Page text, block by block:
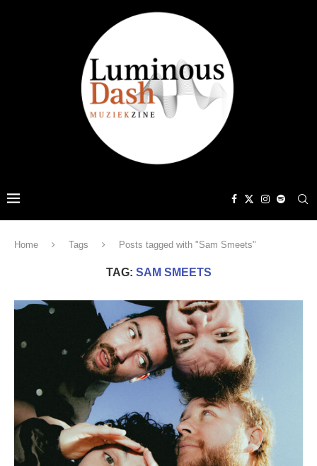
Home Tags Posts tagged with "Sam Smeets"
TAG: SAM SMEETS